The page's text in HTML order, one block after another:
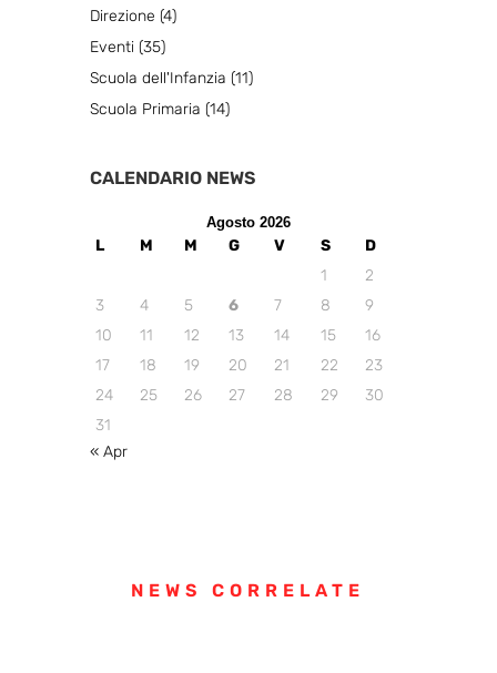
Direzione (4)
Eventi(35)
Scuola dell'Infanzia (11)
Scuola Primaria (14)
CALENDARIO NEWS
Agosto 2026
L M M G V S
D
1
2
3
4 5 6 7 8
9
10
11 12 13 14 15
16
17
18 19 20 21 22
23
24
25 26 27 28 29
30
31
« Apr
NEWS CORRELATE